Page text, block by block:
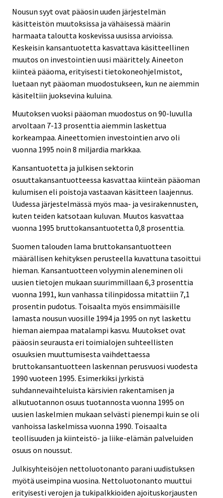
Nousun syyt ovat pääosin uuden järjestelmän
käsitteistön muutoksissa ja vähäisessä määrin
harmaata taloutta koskevissa uusissa arvioissa.
Keskeisin kansantuotetta kasvattava käsitteellinen
muutos on investointien uusi määrittely. Aineeton
kiinteä pääoma, erityisesti tietokoneohjelmistot,
luetaan nyt pääoman muodostukseen, kun ne aiemmin
käsiteltiin juoksevina kuluina.
Muutoksen vuoksi pääoman muodostus on 90-luvulla
arvoltaan 7-13 prosenttia aiemmin laskettua
korkeampaa. Aineettomien investointien arvo oli
vuonna 1995 noin 8 miljardia markkaa.
Kansantuotetta ja julkisen sektorin
osuuttakansantuotteessa kasvattaa kiinteän pääoman
kulumisen eli poistoja vastaavan käsitteen laajennus.
Uudessa järjestelmässä myös maa- ja vesirakennusten,
kuten teiden katsotaan kuluvan. Muutos kasvattaa
vuonna 1995 bruttokansantuotetta 0,8 prosenttia.
Suomen talouden lama bruttokansantuotteen
määrällisen kehityksen perusteella kuvattuna tasoittui
hieman. Kansantuotteen volyymin aleneminen oli
uusien tietojen mukaan suurimmillaan 6,3 prosenttia
vuonna 1991, kun vanhassa tilinpidossa mitattiin 7,1
prosentin pudotus. Toisaalta myös ensimmäisille
lamasta nousun vuosille 1994 ja 1995 on nyt laskettu
hieman aiempaa matalampi kasvu. Muutokset ovat
pääosin seurausta eri toimialojen suhteellisten
osuuksien muuttumisesta vaihdettaessa
bruttokansantuotteen laskennan perusvuosi vuodesta
1990 vuoteen 1995. Esimerkiksi jyrkistä
suhdannevaihteluista kärsivien rakentamisen ja
alkutuotannon osuus tuotannosta vuonna 1995 on
uusien laskelmien mukaan selvästi pienempi kuin se oli
vanhoissa laskelmissa vuonna 1990. Toisaalta
teollisuuden ja kiinteistö- ja liike-elämän palveluiden
osuus on noussut.
Julkisyhteisöjen nettoluotonanto parani uudistuksen
myötä useimpina vuosina. Nettoluotonanto muuttui
erityisesti verojen ja tukipalkkioiden ajoituskorjausten